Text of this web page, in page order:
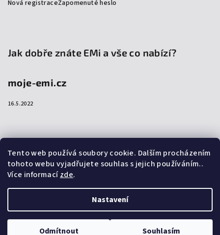
Tento web používá soubory cookie. Dalším procházením
tohoto webu vyjadřujete souhlas s jejich používáním..
Více informacízde.
Nastavení
Odmítnout Souhlasím
Nová registraceZapomenuté heslo
Jak dobře znáte EMi a vše co nabízí?
moje-emi.cz
16.5.2022
Přijímáme online platby
Upravit nastavení cookies